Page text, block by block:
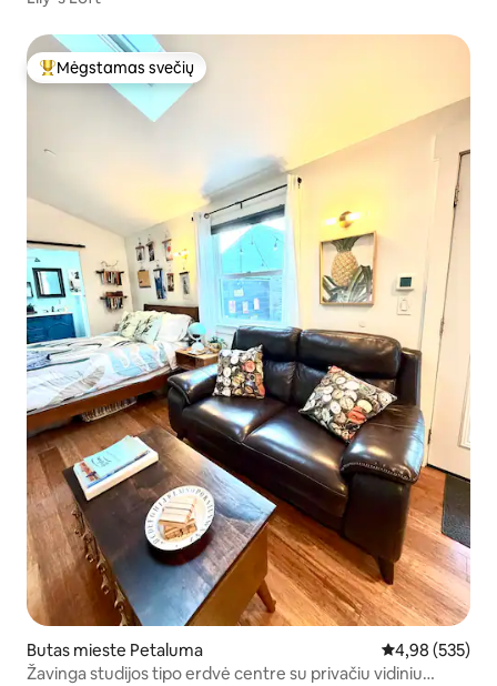
Svečių mėgstamiausias
Mėgstamas svečių
Butas mieste Petaluma Vidutinis
4,98 (535)
Žavinga studijos tipo erdvė centre su privačiu vidiniu